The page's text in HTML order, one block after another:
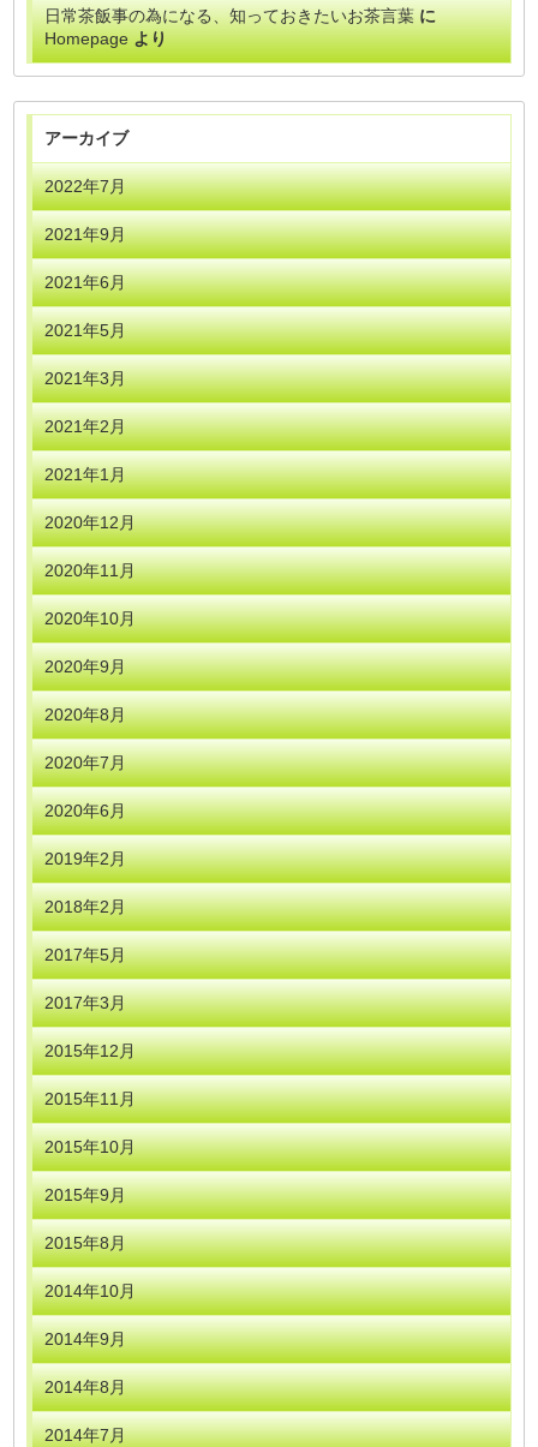
日常茶飯事の為になる、知っておきたいお茶言葉に
Homepageより
アーカイブ
2022年7月
2021年9月
2021年6月
2021年5月
2021年3月
2021年2月
2021年1月
2020年12月
2020年11月
2020年10月
2020年9月
2020年8月
2020年7月
2020年6月
2019年2月
2018年2月
2017年5月
2017年3月
2015年12月
2015年11月
2015年10月
2015年9月
2015年8月
2014年10月
2014年9月
2014年8月
2014年7月